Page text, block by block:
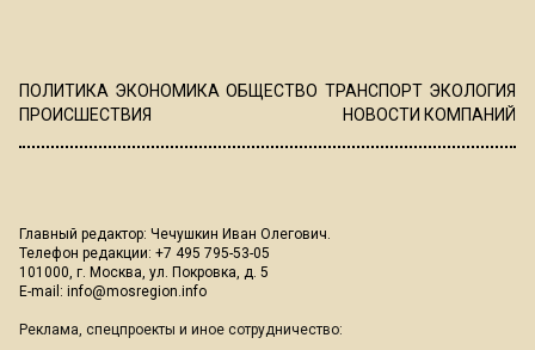
ПОЛИТИКА ЭКОНОМИКА ОБЩЕСТВО ТРАНСПОРТ ЭКОЛОГИЯ
ПРОИСШЕСТВИЯ
НОВОСТИ КОМПАНИЙ
Главный редактор: Чечушкин Иван Олегович.
Телефон редакции: +7 495 795-53-05
101000, г. Москва, ул. Покровка, д. 5
E-mail: info@mosregion.info
Реклама, спецпроекты и иное сотрудничество: